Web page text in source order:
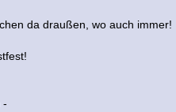
da draußen, wo auch immer!
-